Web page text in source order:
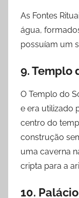
As Fontes
água,
possuíam um
9. Templo
O Templo do
e era utilizado
centro do
construção
uma caverna
cripta para a
10.